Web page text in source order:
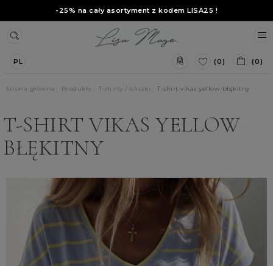
-25% na cały asortyment z kodem LISA25 !
PL (0) (0)
Strona główna Produkty T-shirty / bluzki T-shirt vikas yellow błękitny
T-SHIRT VIKAS YELLOW
BŁĘKITNY